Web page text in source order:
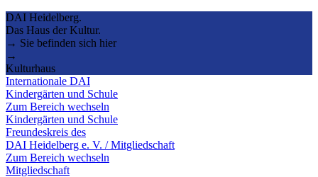
DAI Heidelberg.
Das Haus der Kultur.
→ Sie befinden sich hier
→
Kulturhaus
Internationale DAI
Kindergärten und Schule
Zum Bereich wechseln
Kindergärten und Schule
Freundeskreis des
DAI Heidelberg e. V. / Mitgliedschaft
Zum Bereich wechseln
Mitgliedschaft